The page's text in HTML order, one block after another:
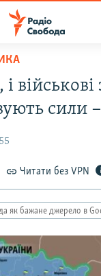
70 РОКІВ
військові
сили
Читати без VPN
як бажане джерело в